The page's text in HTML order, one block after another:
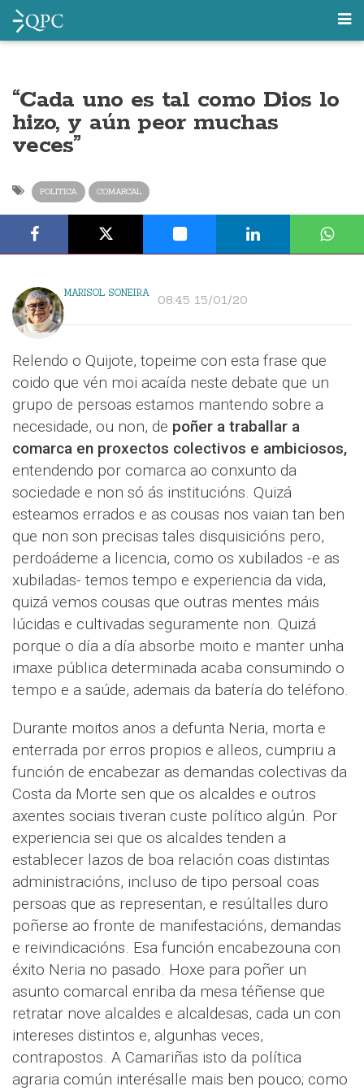
“Cada uno es tal como Dios lo
hizo, y aún peor muchas
veces”
POLITICA COMARCAL
MARISOL SONEIRA 08:45 15/01/20
Relendo o Quijote, topeime con esta frase que
coido que vén moi acaída neste debate que un
grupo de persoas estamos mantendo sobre a
necesidade, ou non, de poñer a traballar a
comarca en proxectos colectivos e ambiciosos,
entendendo por comarca ao conxunto da
sociedade e non só ás institucións. Quizá
esteamos errados e as cousas nos vaian tan ben
que non son precisas tales disquisicións pero,
perdoádeme a licencia, como os xubilados -e as
xubiladas- temos tempo e experiencia da vida,
quizá vemos cousas que outras mentes máis
lúcidas e cultivadas seguramente non. Quizá
porque o día a día absorbe moito e manter unha
imaxe pública determinada acaba consumindo o
tempo e a saúde, ademais da batería do teléfono.
Durante moitos anos a defunta Neria, morta e
enterrada por erros propios e alleos, cumpriu a
función de encabezar as demandas colectivas da
Costa da Morte sen que os alcaldes e outros
axentes sociais tiveran custe político algún. Por
experiencia sei que os alcaldes tenden a
establecer lazos de boa relación coas distintas
administracións, incluso de tipo persoal coas
persoas que as representan, e resúltalles duro
poñerse ao fronte de manifestacións, demandas
e reivindicacións. Esa función encabezouna con
éxito Neria no pasado. Hoxe para poñer un
asunto comarcal enriba da mesa téñense que
retratar nove alcaldes e alcaldesas, cada un con
intereses distintos e, algunhas veces,
contrapostos. A Camariñas isto da política
agraria común interésalle mais ben pouco; como